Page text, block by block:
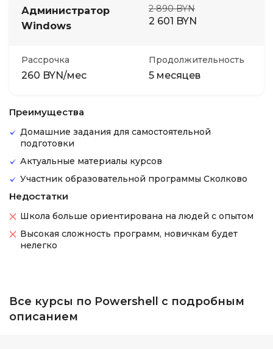
Администратор
Windows
2 890 BYN
2 601 BYN
Рассрочка
260 BYN/мес
Продолжительность
5 месяцев
Преимущества
Домашние задания для самостоятельной
подготовки
Актуальные материалы курсов
Участник образовательной программы Сколково
Недостатки
Школа больше ориентирована на людей с опытом
Высокая сложность программ, новичкам будет
нелегко
Все курсы по Powershell с подробным
описанием